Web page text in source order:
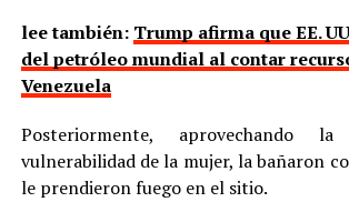
lee también: Trump afirma que EE.
del petróleo mundial al contar
Venezuela
Posteriormente, aprovechando
vulnerabilidad de la mujer, la bañaron
le prendieron fuego en el sitio.